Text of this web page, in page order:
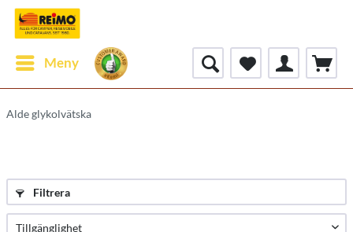
Meny
Alde glykolvätska
Filtrera